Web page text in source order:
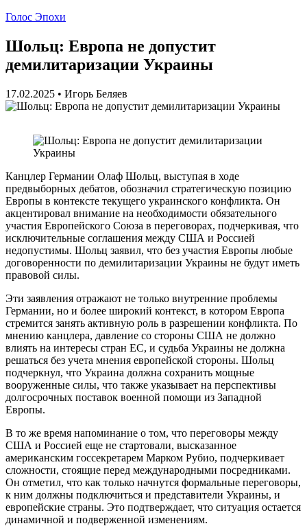
Голос Эпохи
Шольц: Европа не допустит
демилитаризации Украины
17.02.2025 • Игорь Беляев
Канцлер Германии Олаф Шольц, выступая в ходе
предвыборных дебатов, обозначил стратегическую позицию
Европы в контексте текущего украинского конфликта. Он
акцентировал внимание на необходимости обязательного
участия Европейского Союза в переговорах, подчеркивая, что
исключительные соглашения между США и Россией
недопустимы. Шольц заявил, что без участия Европы любые
договоренности по демилитаризации Украины не будут иметь
правовой силы.
Эти заявления отражают не только внутренние проблемы
Германии, но и более широкий контекст, в котором Европа
стремится занять активную роль в разрешении конфликта. По
мнению канцлера, давление со стороны США не должно
влиять на интересы стран ЕС, и судьба Украины не должна
решаться без учета мнения европейской стороны. Шольц
подчеркнул, что Украина должна сохранить мощные
вооруженные силы, что также указывает на перспективы
долгосрочных поставок военной помощи из Западной
Европы.
В то же время напоминание о том, что переговоры между
США и Россией еще не стартовали, высказанное
американским госсекретарем Марком Рубио, подчеркивает
сложности, стоящие перед международными посредниками.
Он отметил, что как только начнутся формальные переговоры,
к ним должны подключиться и представители Украины, и
европейские страны. Это подтверждает, что ситуация остается
динамичной и подверженной изменениям.